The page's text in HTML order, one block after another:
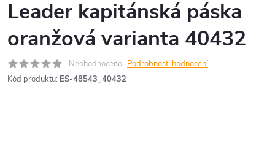
Leader kapitánská páska
oranžová varianta 40432
Neohodnoceno Podrobnosti hodnocení
Kód produktu: ES-48543_40432